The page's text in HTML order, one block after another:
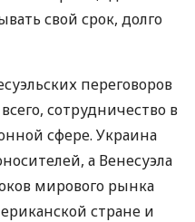
свой срок, долго
переговоров
сотрудничество в
сфере. Украина
а Венесуэла
мирового рынка
стране и